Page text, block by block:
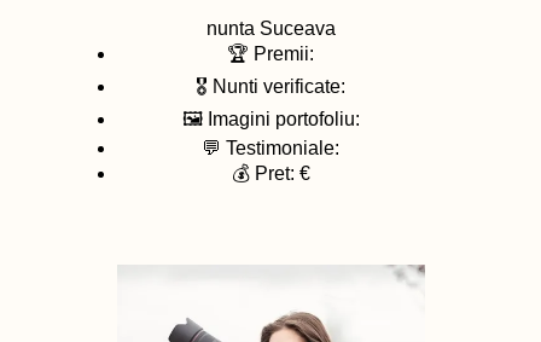
nunta Suceava
🏆 Premii:
🎖️ Nunti verificate:
🖼️ Imagini portofoliu:
💬 Testimoniale:
💰 Pret: €